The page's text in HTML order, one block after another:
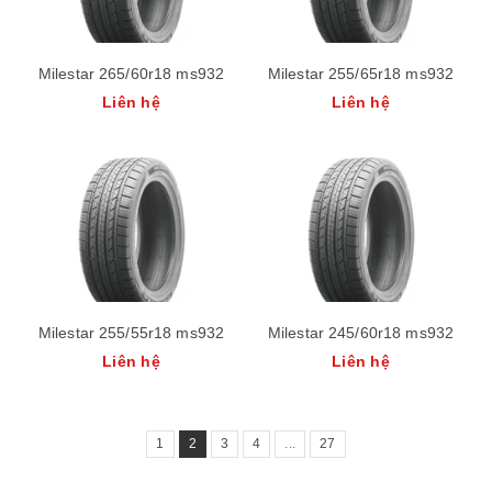
Milestar 265/60r18 ms932
Liên hệ
Milestar 255/65r18 ms932
Liên hệ
Milestar 255/55r18 ms932
Liên hệ
Milestar 245/60r18 ms932
Liên hệ
1 2 3 4 ... 27